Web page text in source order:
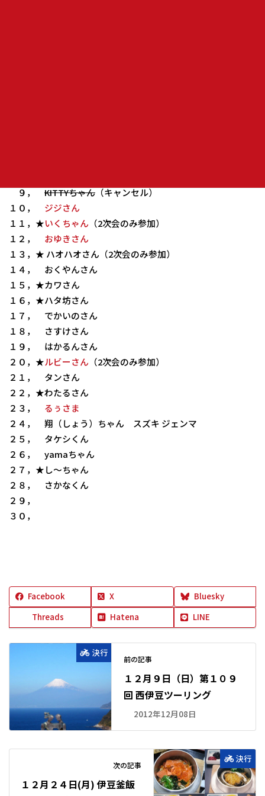
９，KITTYちゃん（キャンセル）
１０， ジジさん
１１，★いくちゃん （2次会のみ参加）
１２， おゆきさん
１３，★ ハオハオさん（2次会のみ参加）
１４， おくやんさん
１５，★カワさん
１６，★ハタ坊さん
１７， でかいのさん
１８， さすけさん
１９， はかるんさん
２０，★ルビーさん （2次会のみ参加）
２１， タンさん
２２，★わたるさん
２３， るぅさま
２４， 翔（しょう）ちゃん スズキ ジェンマ
２５， タケシくん
２６， yamaちゃん
２７，★し～ちゃん
２８， さかなくん
２９，
３０，
Facebook X
Bluesky
Threads
Hatena LINE
決行
前の記事
１２月９日（日）第１０９
回 西伊豆ツーリング
2012年12月08日
決行
次の記事
１２月２４日(月) 伊豆釜飯